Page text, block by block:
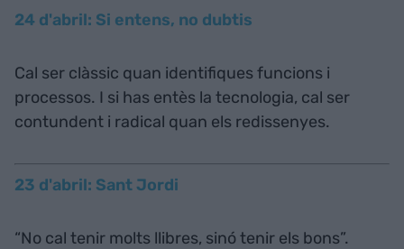
24 d'abril: Si entens, no dubtis
Cal ser clàssic quan identifiques funcions i
processos. I si has entès la tecnologia, cal ser
contundent i radical quan els redissenyes.
23 d'abril: Sant Jordi
“No cal tenir molts llibres, sinó tenir els bons”.